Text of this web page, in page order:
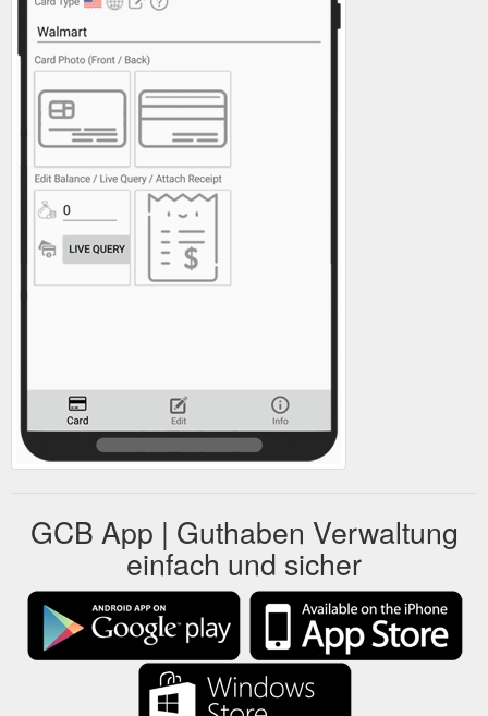
GCB App | Guthaben Verwaltung
einfach und sicher